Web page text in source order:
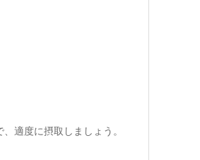
適度に摂取しましょう。